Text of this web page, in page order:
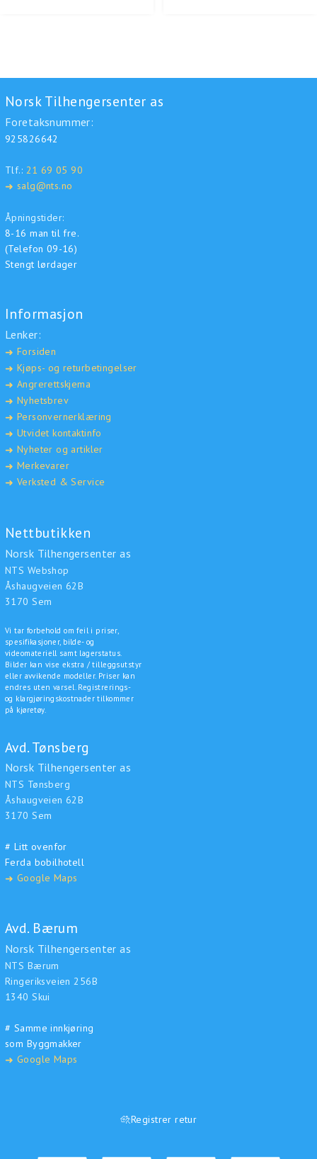
Norsk Tilhengersenter as
Foretaksnummer:
925826642
Tlf.: 21 69 05 90
➜ salg@nts.no
Åpningstider:
8-16 man til fre.
(Telefon 09-16)
Stengt lørdager
Informasjon
Lenker:
➜ Forsiden
➜ Kjøps- og returbetingelser
➜ Angrerettskjema
➜ Nyhetsbrev
➜ Personvernerklæring
➜ Utvidet kontaktinfo
➜ Nyheter og artikler
➜ Merkevarer
➜ Verksted & Service
Nettbutikken
Norsk Tilhengersenter as
NTS Webshop
Åshaugveien 62B
3170 Sem
Vi tar forbehold om feil i priser,
spesifikasjoner, bilde- og
videomateriell samt lagerstatus.
Bilder kan vise ekstra / tilleggsutstyr
eller avvikende modeller. Priser kan
endres uten varsel. Registrerings-
og klargjøringskostnader tilkommer
på kjøretøy.
Avd. Tønsberg
Norsk Tilhengersenter as
NTS Tønsberg
Åshaugveien 62B
3170 Sem
# Litt ovenfor
Ferda bobilhotell
➜ Google Maps
Avd. Bærum
Norsk Tilhengersenter as
NTS Bærum
Ringeriksveien 256B
1340 Skui
# Samme innkjøring
som Byggmakker
➜ Google Maps
Registrer retur